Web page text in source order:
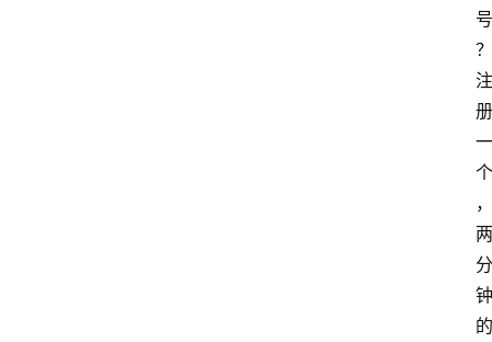
号
？
注
册
一
个
，
两
分
钟
的